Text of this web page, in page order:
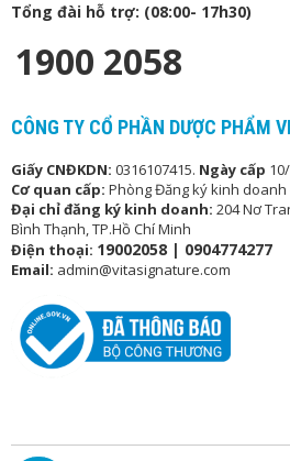
Tổng đài hỗ trợ: (08:00- 17h30)
1900 2058
CÔNG TY CỔ PHẦN DƯỢC PHẨM
Giấy CNĐKDN: 0316107415. Ngày cấp
Cơ quan cấp: Phòng Đăng ký kinh doanh
Đại chỉ đăng ký kinh doanh: 204 Nơ
Bình Thạnh, TP.Hồ Chí Minh
Điện thoại: 19002058 | 0904774277
Email: admin@vitasignature.com